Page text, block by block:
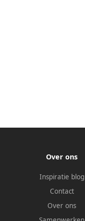
Over ons
Inspiratie blog
Contact
Over ons